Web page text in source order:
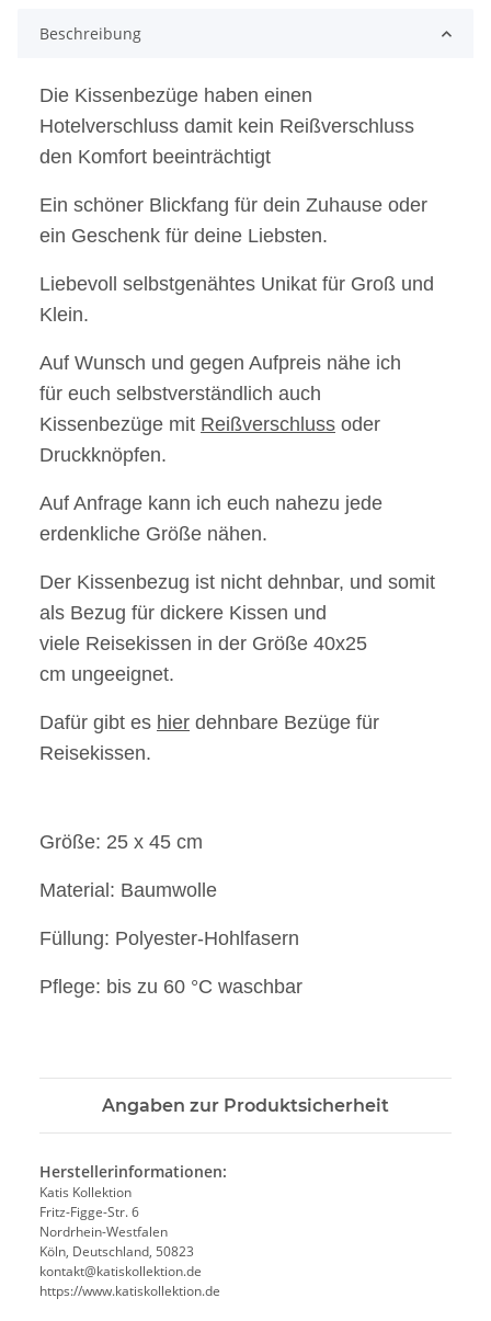
Beschreibung
Die Kissenbezüge haben einen
Hotelverschluss damit kein Reißverschluss
den Komfort beeinträchtigt
Ein schöner Blickfang für dein Zuhause oder
ein Geschenk für deine Liebsten.
Liebevoll selbstgenähtes Unikat für Groß und
Klein.
Auf Wunsch und gegen Aufpreis nähe ich
für euch selbstverständlich auch
Kissenbezüge mit Reißverschluss oder
Druckknöpfen.
Auf Anfrage kann ich euch nahezu jede
erdenkliche Größe nähen.
Der Kissenbezug ist nicht dehnbar, und somit
als Bezug für dickere Kissen und
viele Reisekissen in der Größe 40x25
cm ungeeignet.
Dafür gibt es hier dehnbare Bezüge für
Reisekissen.
Größe: 25 x 45 cm
Material: Baumwolle
Füllung: Polyester-Hohlfasern
Pflege: bis zu 60 °C waschbar
Angaben zur Produktsicherheit
Herstellerinformationen:
Katis Kollektion
Fritz-Figge-Str. 6
Nordrhein-Westfalen
Köln, Deutschland, 50823
kontakt@katiskollektion.de
https://www.katiskollektion.de